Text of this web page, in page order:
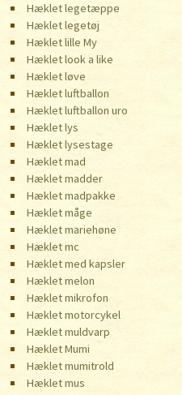
Hæklet legetæppe
Hæklet legetøj
Hæklet lille My
Hæklet look a like
Hæklet løve
Hæklet luftballon
Hæklet luftballon uro
Hæklet lys
Hæklet lysestage
Hæklet mad
Hæklet madder
Hæklet madpakke
Hæklet måge
Hæklet mariehøne
Hæklet mc
Hæklet med kapsler
Hæklet melon
Hæklet mikrofon
Hæklet motorcykel
Hæklet muldvarp
Hæklet Mumi
Hæklet mumitrold
Hæklet mus